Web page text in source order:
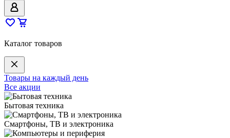
Каталог товаров
Товары на каждый день
Все акции
Бытовая техника
Смартфоны, ТВ и электроника